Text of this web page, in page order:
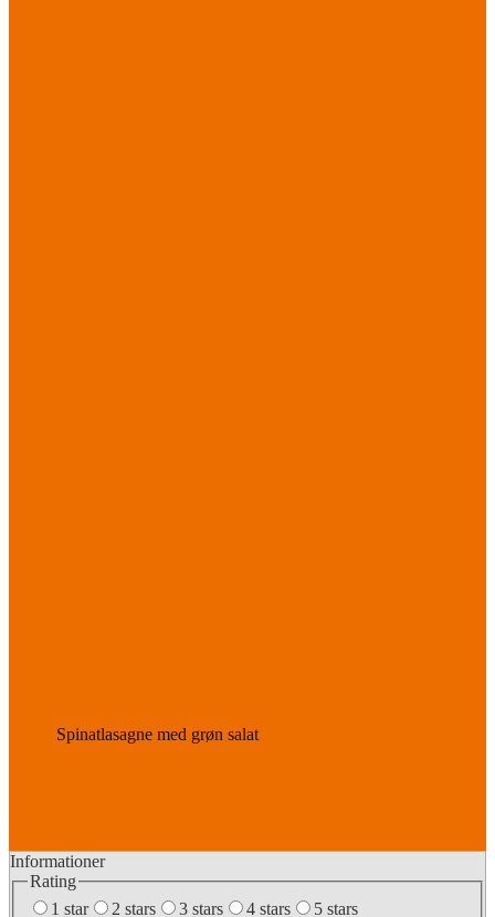
Spinatlasagne med grøn salat
Informationer
Rating
1 star
2 stars 3 stars 4 stars 5 stars